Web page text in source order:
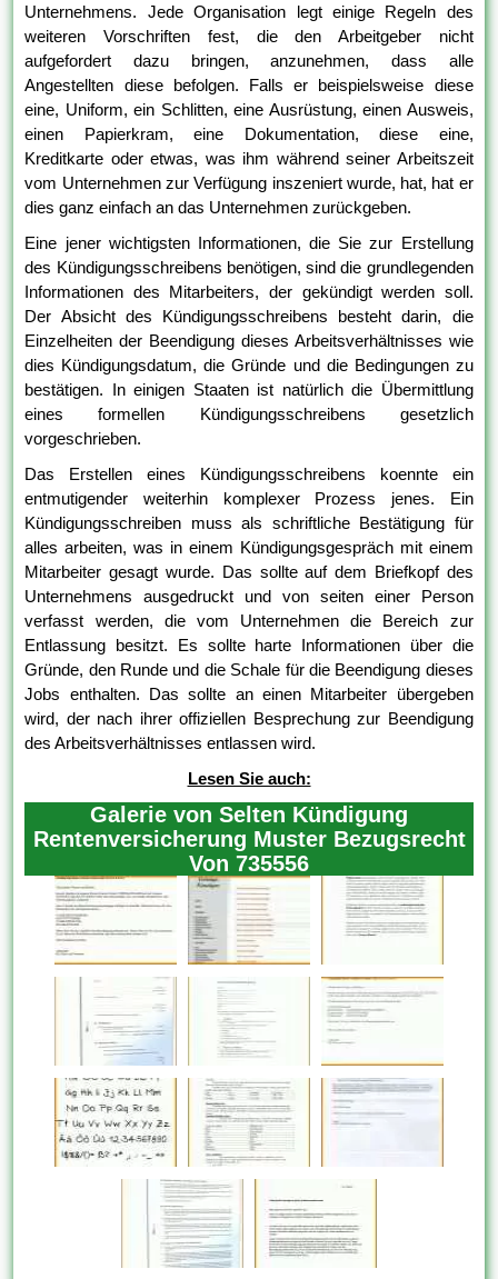
Unternehmens. Jede Organisation legt einige Regeln des
weiteren Vorschriften fest, die den Arbeitgeber nicht
aufgefordert dazu bringen, anzunehmen, dass alle
Angestellten diese befolgen. Falls er beispielsweise diese
eine, Uniform, ein Schlitten, eine Ausrüstung, einen Ausweis,
einen Papierkram, eine Dokumentation, diese eine,
Kreditkarte oder etwas, was ihm während seiner Arbeitszeit
vom Unternehmen zur Verfügung inszeniert wurde, hat, hat er
dies ganz einfach an das Unternehmen zurückgeben.
Eine jener wichtigsten Informationen, die Sie zur Erstellung
des Kündigungsschreibens benötigen, sind die grundlegenden
Informationen des Mitarbeiters, der gekündigt werden soll.
Der Absicht des Kündigungsschreibens besteht darin, die
Einzelheiten der Beendigung dieses Arbeitsverhältnisses wie
dies Kündigungsdatum, die Gründe und die Bedingungen zu
bestätigen. In einigen Staaten ist natürlich die Übermittlung
eines formellen Kündigungsschreibens gesetzlich
vorgeschrieben.
Das Erstellen eines Kündigungsschreibens koennte ein
entmutigender weiterhin komplexer Prozess jenes. Ein
Kündigungsschreiben muss als schriftliche Bestätigung für
alles arbeiten, was in einem Kündigungsgespräch mit einem
Mitarbeiter gesagt wurde. Das sollte auf dem Briefkopf des
Unternehmens ausgedruckt und von seiten einer Person
verfasst werden, die vom Unternehmen die Bereich zur
Entlassung besitzt. Es sollte harte Informationen über die
Gründe, den Runde und die Schale für die Beendigung dieses
Jobs enthalten. Das sollte an einen Mitarbeiter übergeben
wird, der nach ihrer offiziellen Besprechung zur Beendigung
des Arbeitsverhältnisses entlassen wird.
Lesen Sie auch:
Galerie von Selten Kündigung
Rentenversicherung Muster Bezugsrecht
Von 735556